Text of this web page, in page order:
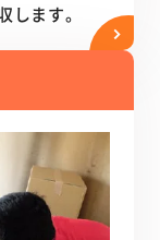
します。